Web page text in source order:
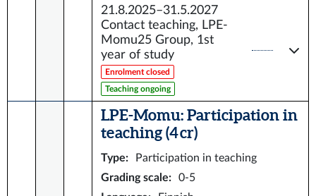
21.8.2025–31.5.2027
Contact teaching, LPE-
Momu25 Group, 1st
year of study
Enrolment closed
Teaching ongoing
LPE-Momu: Participation in
teaching (4 cr)
Type:
Participation in teaching
Grading scale:
0-5